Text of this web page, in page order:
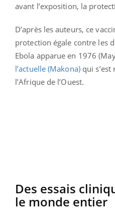
avant l’exposition, la
D’après les auteurs, ce
protection égale contre les
Ebola apparue en 1976
l’actuelle (Makona)qui s’est
l’Afrique de l’Ouest.
Des essais
le monde entier